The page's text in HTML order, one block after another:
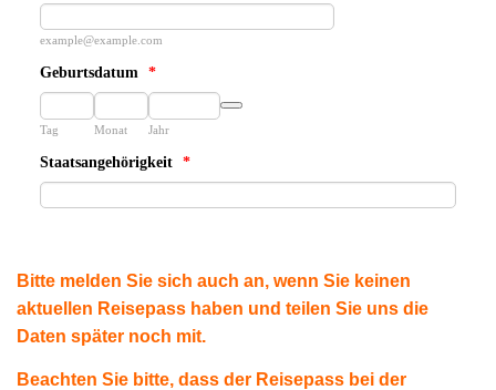
example@example.com
Geburtsdatum *
Tag Monat Jahr
Date Picker Icon
Staatsangehörigkeit *
Bitte melden Sie sich auch an, wenn Sie keinen
aktuellen Reisepass haben und teilen Sie uns die
Daten später noch mit.
Beachten Sie bitte, dass der Reisepass bei der